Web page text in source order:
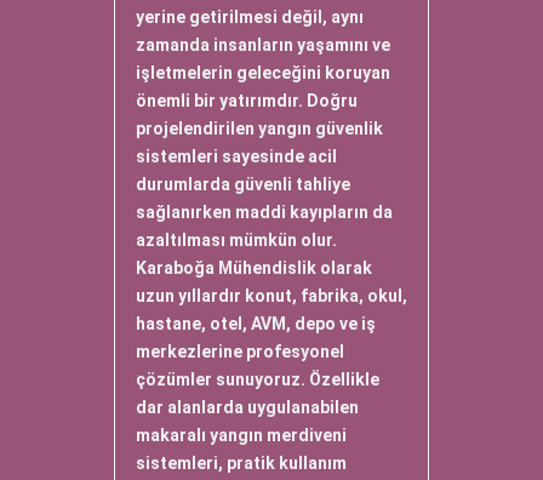
yerine getirilmesi değil, aynı
zamanda insanların yaşamını ve
işletmelerin geleceğini koruyan
önemli bir yatırımdır. Doğru
projelendirilen yangın güvenlik
sistemleri sayesinde acil
durumlarda güvenli tahliye
sağlanırken maddi kayıpların da
azaltılması mümkün olur.
Karaboğa Mühendislik olarak
uzun yıllardır konut, fabrika, okul,
hastane, otel, AVM, depo ve iş
merkezlerine profesyonel
çözümler sunuyoruz. Özellikle
dar alanlarda uygulanabilen
makaralı yangın merdiveni
sistemleri, pratik kullanım